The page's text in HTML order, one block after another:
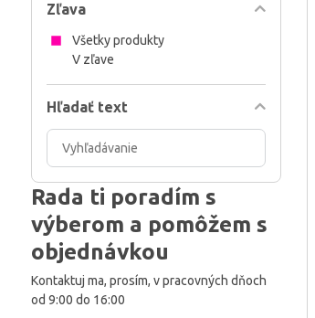
Zľava
Všetky produkty
V zľave
Hľadať text
Prehľadať
výsledky
filtra
fulltextom
Rada ti poradím s
výberom a pomôžem s
objednávkou
Kontaktuj ma, prosím, v pracovných dňoch
od 9:00 do 16:00